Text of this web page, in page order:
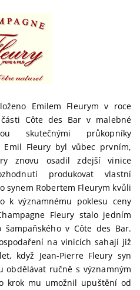
Emilem Fleurym v roce
Côte des Bar v malebné
skutečnými průkopníky
Emil Fleury byl vůbec prvním,
znovu osadil zdejší vinice
produkovat vlastní
synem Robertem Fleurym kvůli
k významnému poklesu ceny
Fleury stalo jedním
v Côte des Bar.
na vinicích sahají již
když Jean-Pierre Fleury syn
obdělávat ručně s významným
krok mu umožnil upuštění od